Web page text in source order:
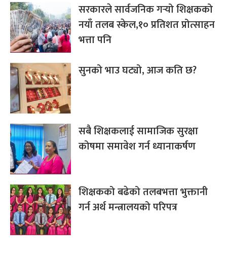
सरकारले सार्वजनिक गर्‍यो शिक्षकको
नयाँ तलब स्केल,१० प्रतिशत प्रोत्साहन
भत्ता पनि
सुनको भाउ घट्यो, आज कति छ?
सबै शिक्षकलाई सामाजिक सुरक्षा
कोषमा समावेश गर्न ध्यानाकर्षण
शिक्षकको बढेको तलबभत्ता भुक्तानी
गर्न अर्थ मन्त्रालयको परिपत्र